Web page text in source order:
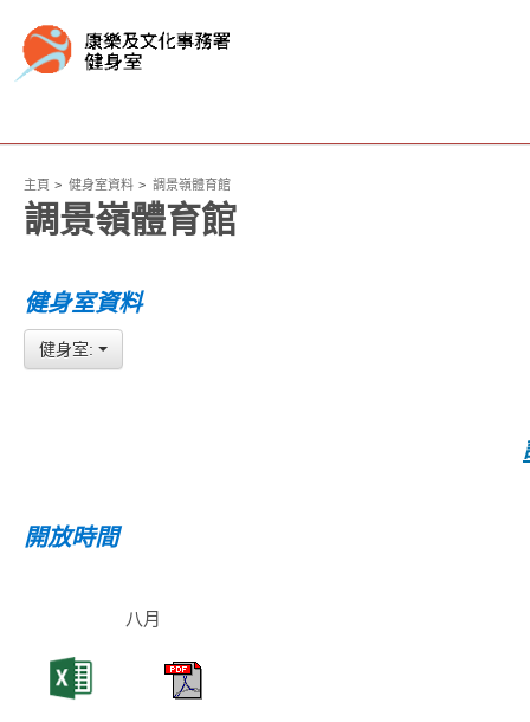
主頁 健身室資料 調景嶺體育館
調景嶺體育館
健身室資料
健身室:
開放時間
八月